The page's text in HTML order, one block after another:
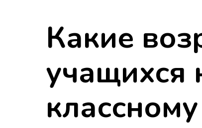
Какие
учащихся